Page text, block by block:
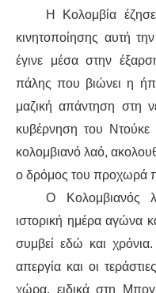
ΑΝΑΤΟΛΙΚΉ
ΜΈΣΗ
Η Κολομβία
κινητοποίησης αυτή
έγινε
μέσα στην
πάλης που βιώνει η
μαζική απάντηση στη
κυβέρνηση του
Ντούκε
κολομβιανό λαό,
ο δρόμος του προχωρά
Ο Κολομβιανός
ιστορική ημέρα αγώνα
συμβεί εδώ και
απεργία και οι
χώρα, ειδικά στη